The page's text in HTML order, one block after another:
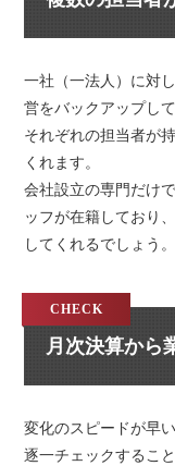
一社（一法人）に対
営をバックアップし
それぞれの担当者が
くれます。
会社設立の専門だけ
ッフが在籍しており
してくれるでしょう。
月次決算から
変化のスピードが早
逐一チェックするこ